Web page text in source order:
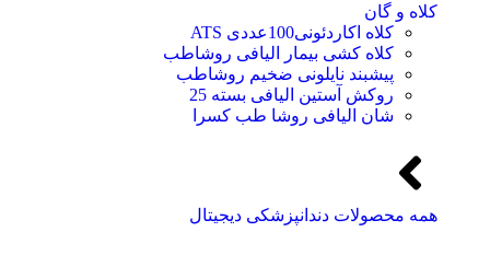
کلاه و گان
کلاه اکاردئونی100عددی ATS
کلاه کشی بیمار الیافی روشاطب
پیشبند نایلونی ضخیم روشاطب
روکش آستین الیافی بسته 25
شان الیافی روشا طب کسرا
همه محصولات دندانپزشکی دیجیتال